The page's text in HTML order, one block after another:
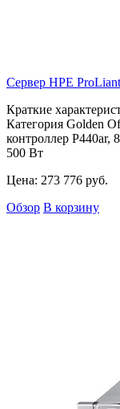
Сервер HPE
Краткие
Категория Golden
контроллер P440ar,
500 Вт
Цена: 273 776 руб.
Обзор В корзину